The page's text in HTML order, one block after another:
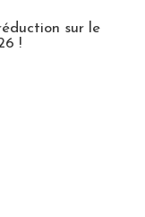
sur le
!